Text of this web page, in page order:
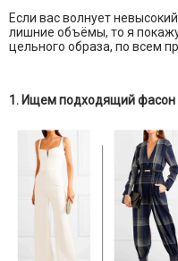
Если вас волнует
лишние объёмы, то я
цельного образа, по всем
1. Ищем подходящий фасон